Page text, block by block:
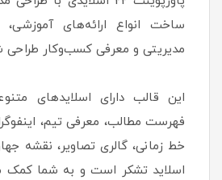
ساخت انواع ارائه‌های آموزشی،
مدیریتی و معرفی کسب‌وکار
این قالب دارای اسلایدهای
فهرست مطالب، معرفی تیم،
خط زمانی، گالری تصاویر، نقشه
اسلاید تشکر است و به شما کمک